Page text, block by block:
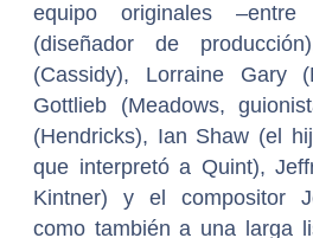
equipo originales
(diseñador de
(Cassidy), Lorraine Gary
Gottlieb (Meadows,
(Hendricks), Ian Shaw (el
que interpretó a Quint),
Kintner) y el compositor
como también a una larga